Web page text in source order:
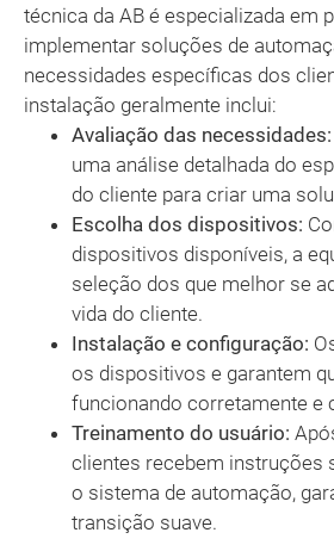
técnica da AB é especializada em
implementar soluções de
necessidades específicas dos
instalação geralmente inclui:
Avaliação das necessidades:
uma análise detalhada do
do cliente para criar uma
Escolha dos dispositivos:
dispositivos disponíveis, a
seleção dos que melhor se
vida do cliente.
Instalação e configuração:
os dispositivos e garantem
funcionando corretamente e
Treinamento do usuário:
clientes recebem instruções
o sistema de automação,
transição suave.